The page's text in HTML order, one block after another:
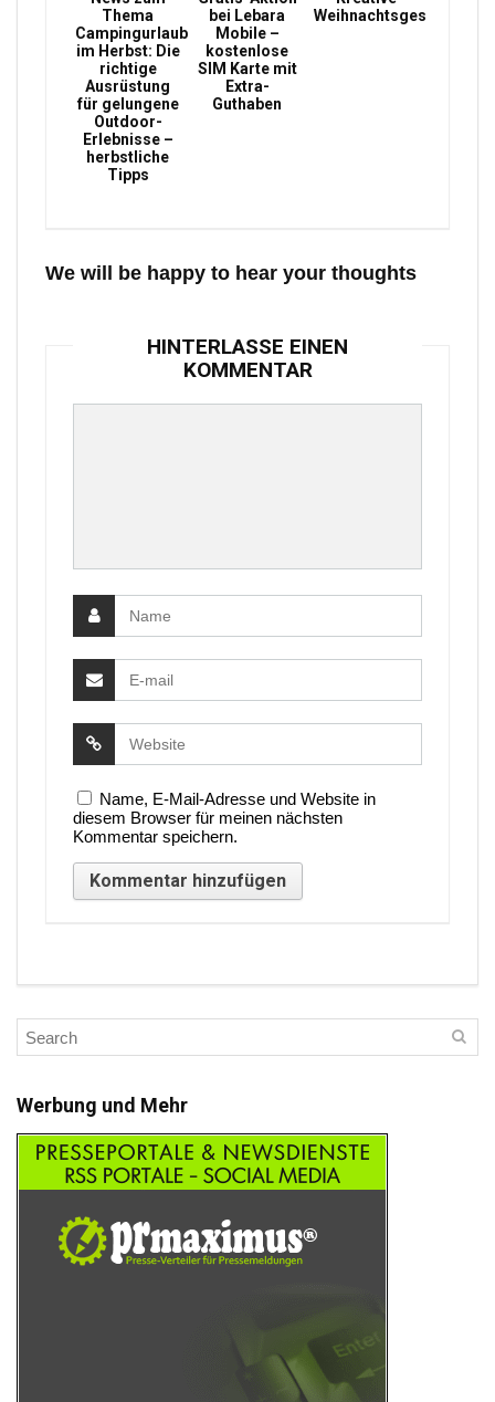
Thema
Campingurlaub
im Herbst: Die
richtige
Ausrüstung
für gelungene
Outdoor-
Erlebnisse –
herbstliche
Tipps
bei Lebara
Mobile –
kostenlose
SIM Karte mit
Extra-
Guthaben
Weihnachtsgeschenke
We will be happy to hear your thoughts
HINTERLASSE EINEN
KOMMENTAR
Name, E-Mail-Adresse und Website in
diesem Browser für meinen nächsten
Kommentar speichern.
Werbung und Mehr